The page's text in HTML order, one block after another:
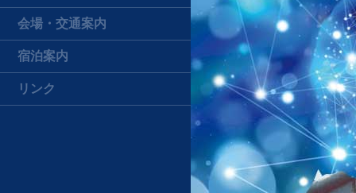
会場・交通案内
宿泊案内
リンク